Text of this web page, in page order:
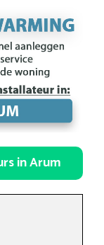
in Arum